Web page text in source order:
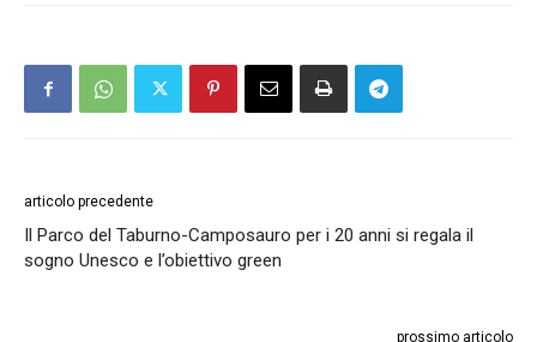
articolo precedente
Il Parco del Taburno-Camposauro per i 20 anni si regala il
sogno Unesco e l’obiettivo green
prossimo articolo